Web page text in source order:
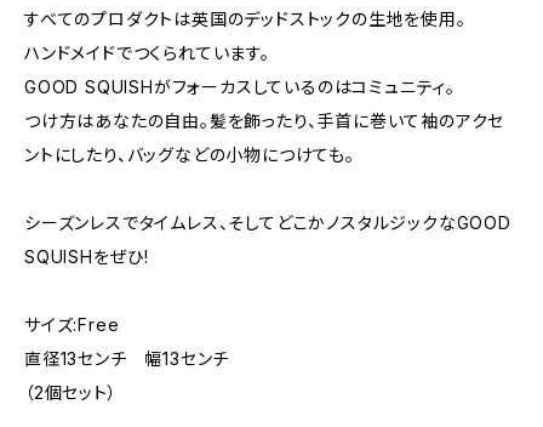
すべてのプロダクトは英国のデッドストックの生地を使用。
ハンドメイドでつくられています。
GOOD SQUISHがフォーカスしているのはコミュニティ。
つけ方はあなたの自由。髪を飾ったり、手首に巻いて袖のアクセ
ントにしたり、バッグなどの小物につけても。
シーズンレスでタイムレス、そしてどこかノスタルジックなGOOD
SQUISHをぜひ!
サイズ:Free
直径13センチ 幅13センチ
（2個セット）